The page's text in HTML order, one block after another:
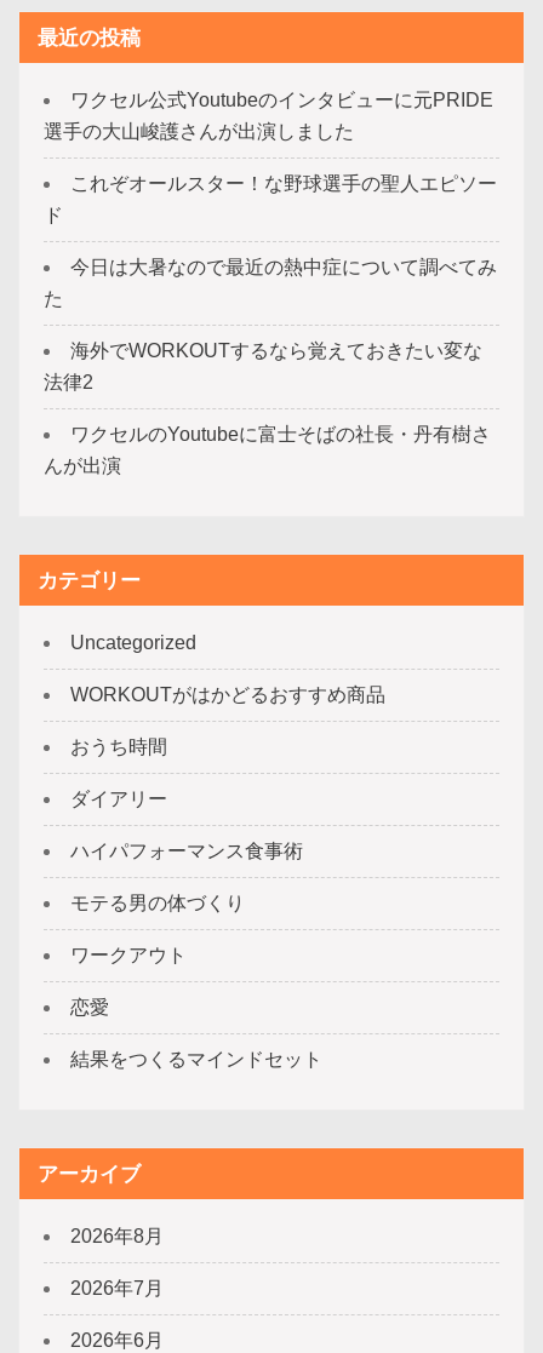
最近の投稿
ワクセル公式Youtubeのインタビューに元PRIDE
選手の大山峻護さんが出演しました
これぞオールスター！な野球選手の聖人エピソー
ド
今日は大暑なので最近の熱中症について調べてみ
た
海外でWORKOUTするなら覚えておきたい変な
法律2
ワクセルのYoutubeに富士そばの社長・丹有樹さ
んが出演
カテゴリー
Uncategorized
WORKOUTがはかどるおすすめ商品
おうち時間
ダイアリー
ハイパフォーマンス食事術
モテる男の体づくり
ワークアウト
恋愛
結果をつくるマインドセット
アーカイブ
2026年8月
2026年7月
2026年6月